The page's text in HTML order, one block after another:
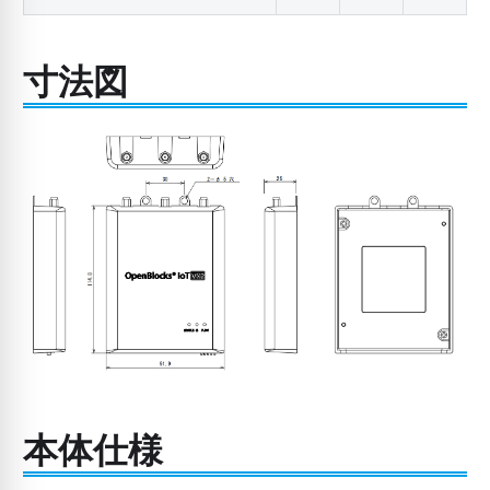
寸法図
本体仕様